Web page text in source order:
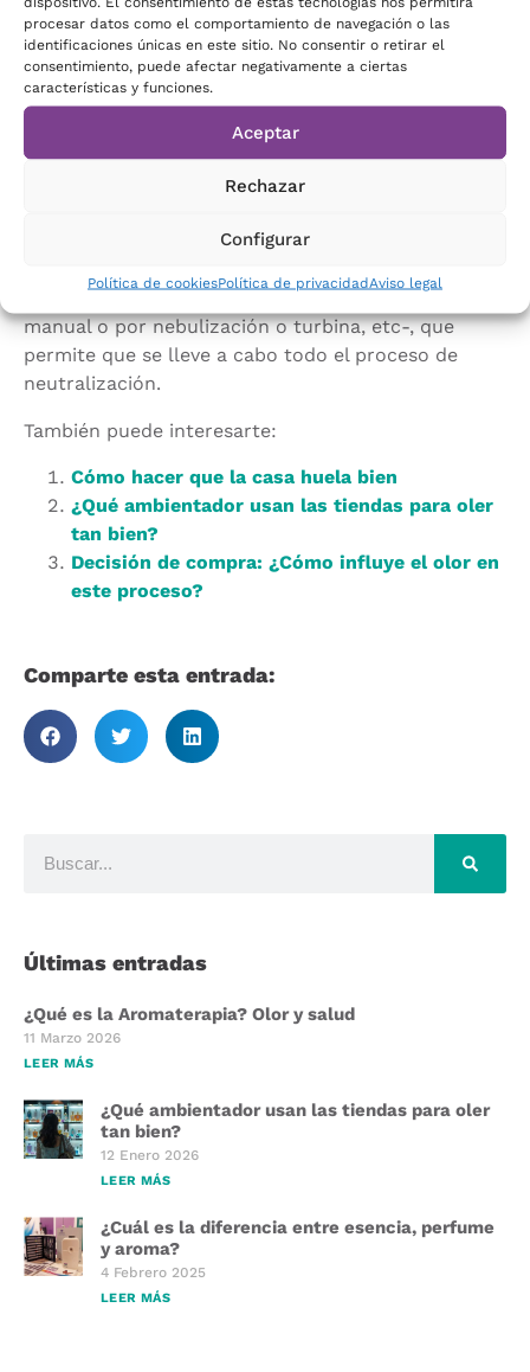
procesar datos como el comportamiento de navegación o las
identificaciones únicas en este sitio. No consentir o retirar el
consentimiento, puede afectar negativamente a ciertas
características y funciones.
Aceptar
Rechazar
Configurar
Política de cookiesPolítica de privacidadAviso legal
dosifican un componente activo que elimina estos
malos olores de manera prácticamente inmediata.
Además, suelen ser específicos para cada tipo de
fuente de olor.
Básicamente, estos neutralizadores emiten unas
moléculas específicas para cada tipo de olor. Las
creando unas moléculas nuevas
un sistema de dispersión –ya sea pulverización
manual o por nebulización o turbina, etc-, que
permite que se lleve a cabo todo el proceso de
neutralización.
También puede interesarte:
Cómo hacer que la casa huela bien
¿Qué ambientador usan las tiendas para oler
tan bien?
Decisión de compra: ¿Cómo influye el olor en
este proceso?
Comparte esta entrada:
Últimas entradas
¿Qué es la Aromaterapia? Olor y salud
11 Marzo 2026
LEER MÁS
¿Qué ambientador usan las tiendas para oler
tan bien?
12 Enero 2026
LEER MÁS
¿Cuál es la diferencia entre esencia, perfume
y aroma?
4 Febrero 2025
LEER MÁS